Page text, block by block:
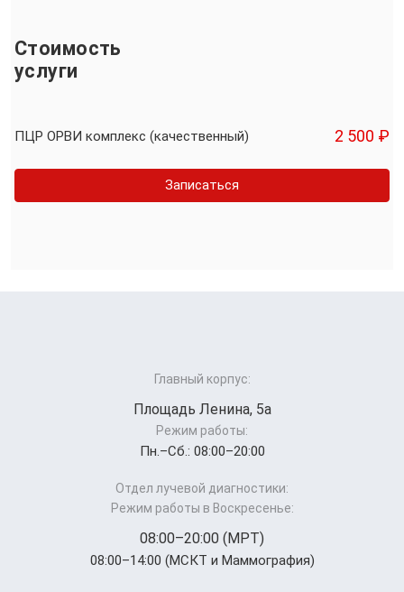
Стоимость
услуги
ПЦР ОРВИ комплекс (качественный) 2 500 ₽
Записаться
Главный корпус:
Площадь Ленина, 5а
Режим работы:
Пн.–Cб.: 08:00–20:00
Отдел лучевой диагностики:
Режим работы в Воскресенье:
08:00–20:00 (МРТ)
08:00–14:00 (МСКТ и Маммография)